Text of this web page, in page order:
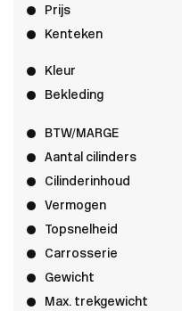
Prijs
Kenteken
Kleur
Bekleding
BTW/MARGE
Aantal cilinders
Cilinderinhoud
Vermogen
Topsnelheid
Carrosserie
Gewicht
Max. trekgewicht